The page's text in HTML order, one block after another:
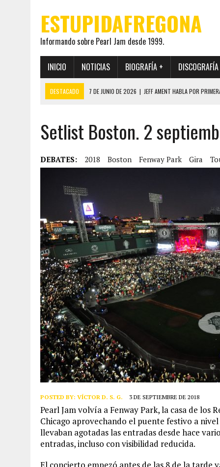
ESTUPIDAFREGONA
Informando sobre Pearl Jam desde 1999.
INICIO NOTICIAS BIOGRAFÍA +
DESTACADO 7 DE JUNIO DE 2026 | JEFF AMENT HABLA POR
19 DE MAYO DE 2026
EL ENCUENTRO ENTRE NEIL YOUNG Y PEARL
12 DE MAYO DE 2026 | PEARL JAM REAPARECEN EN OHANA 2026 EN
28 DE JULIO DE 2026
JEFF AMENT PUBLICA SINCE FOREVER, UN
Setlist Boston. 2
DEBATES: 2018 Boston Fenway Park Gira
POSTED BY: VÍCTOR D. S. G. 3 DE SEPTIEMBRE DE 2018
Pearl Jam volvía a Fenway Park, la casa de los
Chicago aprovechando el puente festivo a
llevaban agotadas las entradas desde hace
entradas, incluso con visibilidad reducida.
El concierto empezó antes de las 8 de la tarde